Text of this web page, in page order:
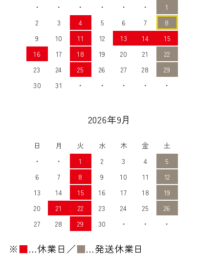
・
・ ・ ・ ・ ・
1
2
3 4 5 6 7
8
9
10 11 12 13 14
15
16
17 18 19 20 21
22
23
24 25 26 27 28
29
30
31 ・ ・ ・ ・ ・
2026年9月
日 月 火 水 木 金
土
・
・ 1 2 3 4
5
6
7 8 9 10 11
12
13
14 15 16 17 18
19
20
21 22 23 24 25
26
27
28 29 30 ・ ・ ・
※■…休業日／■…発送休業日